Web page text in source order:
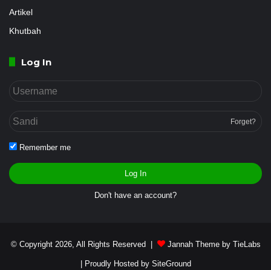
Artikel
Khutbah
Log In
Forget?
Remember me
Log In
Don't have an account?
© Copyright 2026, All Rights Reserved | Jannah Theme by TieLabs
| Proudly Hosted by SiteGround